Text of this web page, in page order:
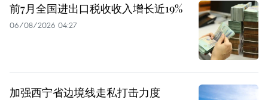
前7月全国进出口税收收入增长近19%
06/08/2026 04:27
加强西宁省边境线走私打击力度